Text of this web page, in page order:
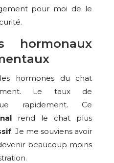
pour moi de le
hormonaux
hormones du chat
Le taux de
rapidement. Ce
rend le chat plus
. Je me souviens avoir
beaucoup moins